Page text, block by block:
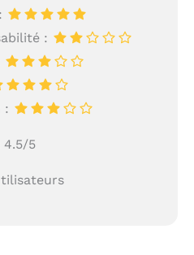
:
:
4.5/5